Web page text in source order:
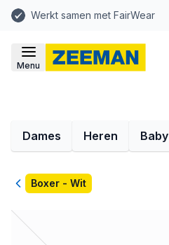
Werkt samen met FairWear
Menu
Dames Heren Baby
TerugBoxer - Wit